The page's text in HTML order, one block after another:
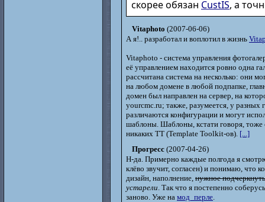
скорее обязан CustIS, а
Vitaphoto (2007-06-06)
А я!.. разработал и воплотил в жизнь
Vitaphoto - система управления
её управлением находится ровно одна
рассчитана система на несколько: они
на любом домене в любой подпапке,
домен был направлен на сервер, на
yourcmc.ru; также, разумеется, у разных
различаются конфигурации и могут
шаблоны. Шаблоны, кстати говоря, тоже
никаких TT (Template Toolkit-ов). [...]
Прогресс (2007-04-26)
Н-да. Примерно каждые полгода я
клёво звучит, согласен) и понимаю, что
дизайн, наполнение, нужное подчеркнуть
устарели. Так что я постепенно
заново. Уже на мод_перле.